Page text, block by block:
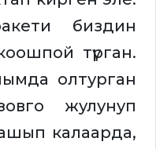
биздин
түрган.
олтурган
жулунуп
калаарда,